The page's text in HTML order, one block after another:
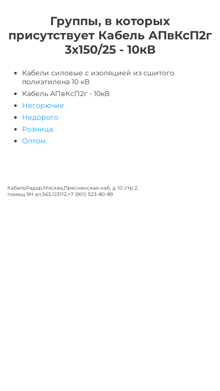
Группы, в которых
присутствует Кабель АПвКсП2г
3х150/25 - 10кВ
Кабели силовые с изоляцией из сшитого
полиэтилена 10 кВ
Кабель АПвКсП2г - 10кВ
Негорючие
Недорого
Розница
Оптом
КабельРадар Москва Пресненская наб, д 10 стр 2,
помещ 9Н ап.563 123112 +7 (901) 523-80-89